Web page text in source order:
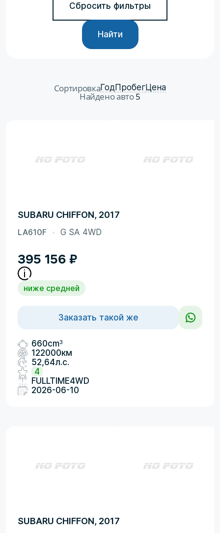
Сбросить фильтры
Найти
СортировкаГодПробегЦена
Найдено авто5
SUBARU CHIFFON, 2017
LA610F G SA 4WD
395 156 ₽
ниже средней
Заказать такой же
660cm3
122000км
52,64л.с.
4
FULLTIME4WD
2026-06-10
SUBARU CHIFFON, 2017